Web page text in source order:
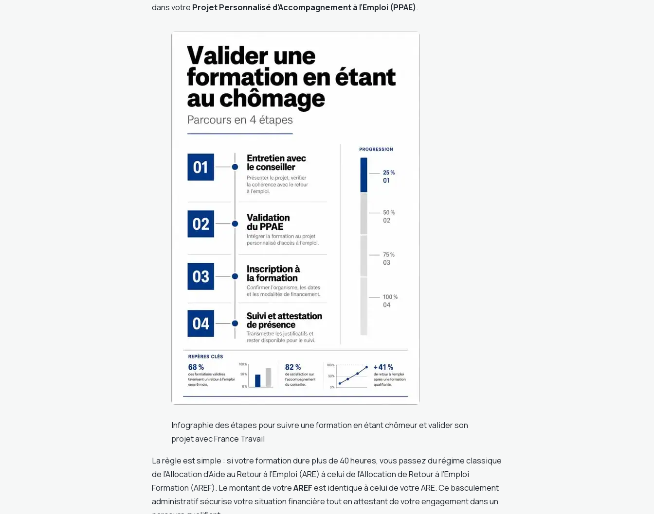
dans votre Projet Personnalisé d’Accompagnement à l’Emploi (PPAE).
Infographie des étapes pour suivre une formation en étant chômeur et valider son
projet avec France Travail
La règle est simple : si votre formation dure plus de 40 heures, vous passez du régime classique
de l’Allocation d’Aide au Retour à l’Emploi (ARE) à celui de l’Allocation de Retour à l’Emploi
Formation (AREF). Le montant de votreAREFest identique à celui de votre ARE. Ce basculement
administratif sécurise votre situation financière tout en attestant de votre engagement dans un